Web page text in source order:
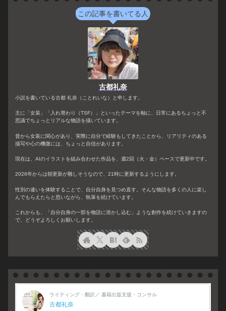
この記事を書いてる人
古都礼奈
小説を書いている古都 礼奈（ことれいな）と申します。
主に「女装」「入れ替わり（TSF）」といったテーマを軸に、日常にあるちょっと不
思議でちょっとリアルな物語を描いています。
昔から女装に関心があり、実際に自分で経験もしてきたことから、リアリティのある
描写や心の機微には、ちょっと自信があります。
現在は、AIのイラストを組み合わせた作品を、週2回（火・金）ペースで更新中です。
2026年からは朝更新が難しそうなので、21時に更新するようにします。
性別の違いを体験することで、自分自身を見つめ直す。そんな物語を多くの人に楽し
んでもらえたらと思いながら、執筆を続けています。
これからも、「自分自身の一部を物語に溶かし込む」ような創作を続けていきますの
で、どうぞよろしくお願いします。